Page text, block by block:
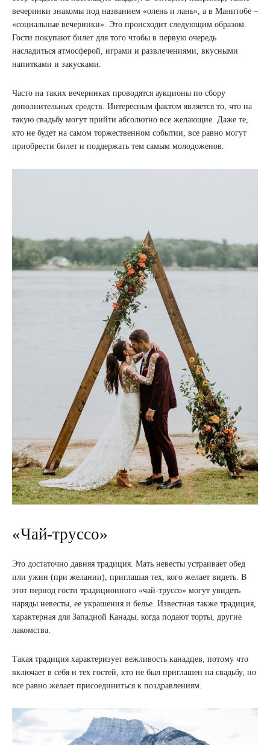
вечеринки знакомы под названием «олень и лань», а в Манитобе –
«социальные вечеринки». Это происходит следующим образом.
Гости покупают билет для того чтобы в первую очередь
насладиться атмосферой, играми и развлечениями, вкусными
напитками и закусками.
Часто на таких вечеринках проводятся аукционы по сбору
дополнительных средств. Интересным фактом является то, что на
такую ​​свадьбу могут прийти абсолютно все желающие. Даже те,
кто не будет на самом торжественном событии, все равно могут
приобрести билет и поддержать тем самым молодоженов.
«Чай-труссо»
Это достаточно давняя традиция. Мать невесты устраивает обед
или ужин (при желании), приглашая тех, кого желает видеть. В
этот период гости традиционного «чай-труссо» могут увидеть
наряды невесты, ее украшения и белье. Известная также традиция,
характерная для Западной Канады, когда подают торты, другие
лакомства.
Такая традиция характеризует вежливость канадцев, потому что
включает в себя и тех гостей, кто не был приглашен на свадьбу, но
все равно желает присоединиться к поздравлениям.